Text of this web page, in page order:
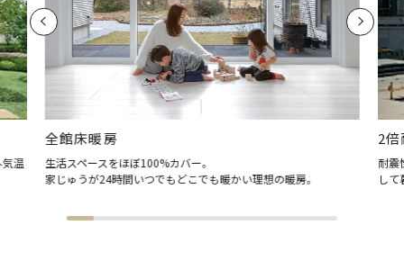
温
全館床暖房
生活スペースをほぼ100%カバー。
家じゅうが24時間いつでもどこでも暖かい理想の暖房。
2
耐震
して